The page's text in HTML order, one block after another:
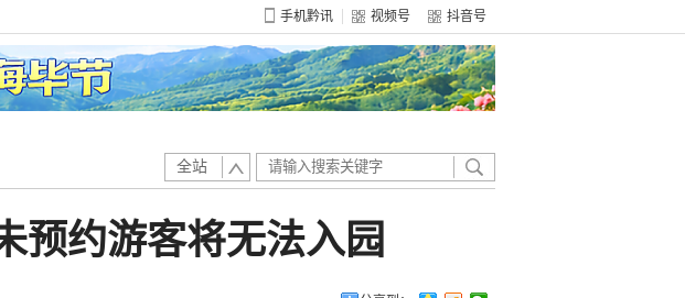
手机黔讯 视频号 抖音号
全站
预约游客将无法入园